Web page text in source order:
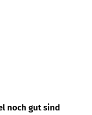
noch gut sind